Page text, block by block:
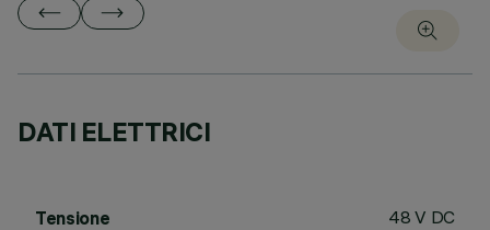
DATI ELETTRICI
Tensione 48 V DC